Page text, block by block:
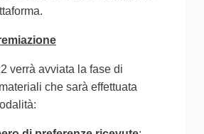
verrà avviata la fase di
che sarà effettuata